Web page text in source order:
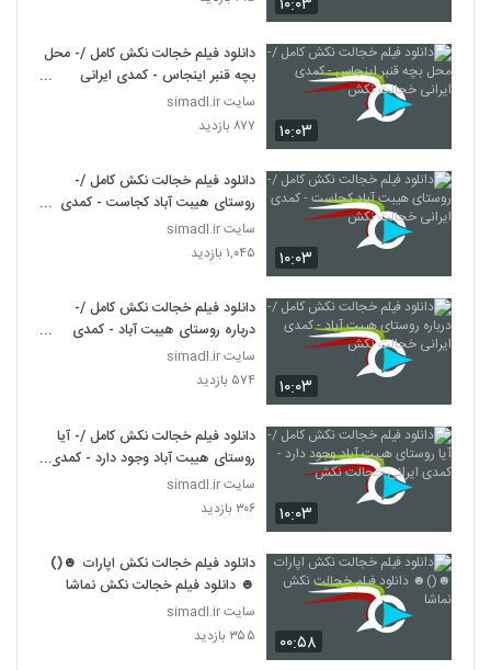
۱۰:۰۳
دانلود فیلم خجالت نکش کامل /- محل
بچه قنبر اینجاس - کمدی ایرانی
خجالت نکش
سایت simadl.ir
۸۷۷ بازدید
۱۰:۰۳
دانلود فیلم خجالت نکش کامل /-
روستای هیبت آباد کجاست - کمدی
ایرانی خجالت نکش
سایت simadl.ir
۱,۰۴۵ بازدید
۱۰:۰۳
دانلود فیلم خجالت نکش کامل /-
درباره روستای هیبت آباد - کمدی
ایرانی خجالت نکش
سایت simadl.ir
۵۷۴ بازدید
۱۰:۰۳
دانلود فیلم خجالت نکش کامل /- آیا
روستای هیبت آباد وجود دارد - کمدی
ایرانی خجالت نکش
سایت simadl.ir
۳۰۶ بازدید
۰۰:۵۸
دانلود فیلم خجالت نکش اپارات ☻()
☻ دانلود فیلم خجالت نکش نماشا
سایت simadl.ir
۳۵۵ بازدید